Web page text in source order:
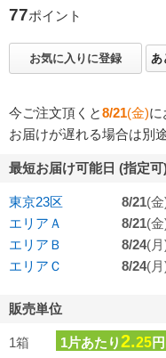
77ポイント
お気に入りに登録 あ
今ご注文頂くと8/21(金)に
お届けが遅れる場合は別
最短お届け可能日 (指定
東京23区 8/21(金
エリアＡ
8/21(金
エリアＢ
8/24(月
エリアＣ
8/24(月
販売単位
1箱 1片あたり2.25円